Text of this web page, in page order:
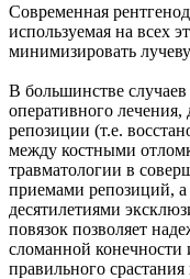
Современная
используемая на всех
минимизировать
В большинстве
оперативного лечения,
репозиции (т.е.
между костными
травматологии в
приемами репозиций, а
десятилетиями
повязок позволяет
сломанной конечности
правильного срастания